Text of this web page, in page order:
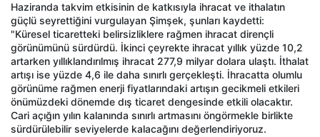
Haziranda takvim etkisinin de katkısıyla ihracat ve ithalatın
güçlü seyrettiğini vurgulayan Şimşek, şunları kaydetti:
"Küresel ticaretteki belirsizliklere rağmen ihracat dirençli
görünümünü sürdürdü. İkinci çeyrekte ihracat yıllık yüzde 10,2
artarken yıllıklandırılmış ihracat 277,9 milyar dolara ulaştı. İthalat
artışı ise yüzde 4,6 ile daha sınırlı gerçekleşti. İhracatta olumlu
görünüme rağmen enerji fiyatlarındaki artışın gecikmeli etkileri
önümüzdeki dönemde dış ticaret dengesinde etkili olacaktır.
Cari açığın yılın kalanında sınırlı artmasını öngörmekle birlikte
sürdürülebilir seviyelerde kalacağını değerlendiriyoruz.